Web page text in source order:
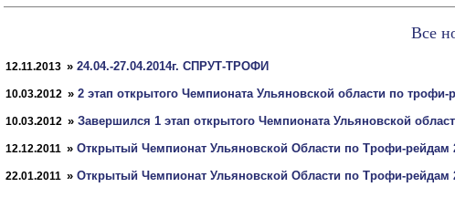
Все
12.11.2013 » 24.04.-27.04.2014г. СПРУТ-ТРОФИ
10.03.2012 » 2 этап открытого Чемпионата Ульяновской области по трофи-
10.03.2012 » Завершился 1 этап открытого Чемпионата Ульяновской
12.12.2011 » Открытый Чемпионат Ульяновской Области по Трофи-рейдам
22.01.2011 » Открытый Чемпионат Ульяновской Области по Трофи-рейдам